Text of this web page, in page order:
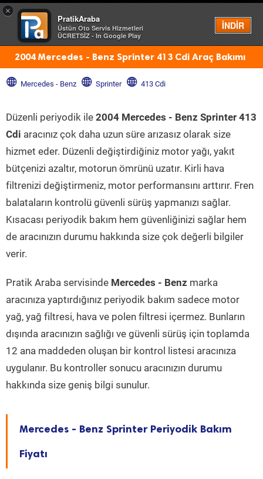
×
PratikAraba
Üstün Oto Servis Hizmetleri
ÜCRETSİZ - In Google Play
İNDİR
Menü
2004 Mercedes - Benz Sprinter 413 Cdi Araç Bakımı
Mercedes - Benz Sprinter 413 Cdi
Düzenli periyodik ile 2004 Mercedes - Benz Sprinter 413
Cdi aracınız çok daha uzun süre arızasız olarak size
hizmet eder. Düzenli değiştirdiğiniz motor yağı, yakıt
bütçenizi azaltır, motorun ömrünü uzatır. Kirli hava
filtrenizi değiştirmeniz, motor performansını arttırır. Fren
balataların kontrolü güvenli sürüş yapmanızı sağlar.
Kısacası periyodik bakım hem güvenliğinizi sağlar hem
de aracınızın durumu hakkında size çok değerli bilgiler
verir.
Pratik Araba servisinde Mercedes - Benz marka
aracınıza yaptırdığınız periyodik bakım sadece motor
yağ, yağ filtresi, hava ve polen filtresi içermez. Bunların
dışında aracınızın sağlığı ve güvenli sürüş için toplamda
12 ana maddeden oluşan bir kontrol listesi aracınıza
uygulanır. Bu kontroller sonucu aracınızın durumu
hakkında size geniş bilgi sunulur.
Mercedes - Benz Sprinter Periyodik Bakım
Fiyatı